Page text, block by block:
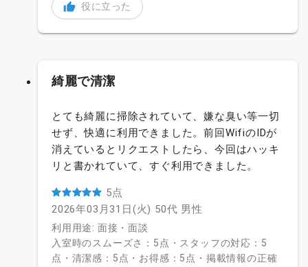
役に立った
綺麗で清潔
とても綺麗に掃除されていて、嫌な臭い等一切
せず、快適に利用できました。前回WifiのIDが
消えているとリクエストしたら、今回はハッキ
リと書かれていて、すぐ利用できました。
5点
2026年03月31日(火) 50代 男性
利用用途: 面接・面談
入室時のスムーズさ：5点・スタッフの対応：5
点・清潔感：5点・お得感：5点・掲載情報の正確